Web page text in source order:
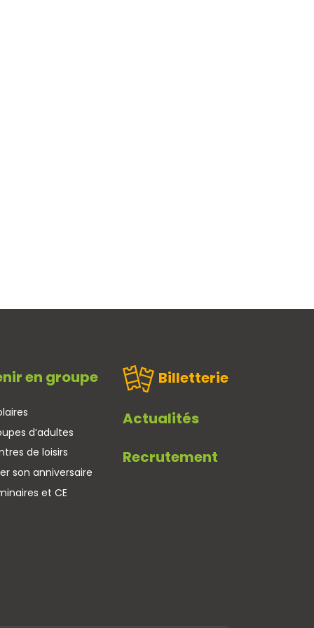
en groupe
d’adultes
de loisirs
son anniversaire
et CE
Billetterie
Actualités
Recrutement